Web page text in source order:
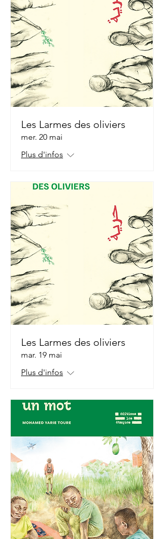
Les Larmes des oliviers
mer. 20 mai
Plus d'infos
Les Larmes des oliviers
mar. 19 mai
Plus d'infos